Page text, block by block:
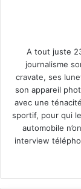
A tout juste
journalisme
cravate, ses
son appareil
avec une
sportif, pour qui
automobile
interview